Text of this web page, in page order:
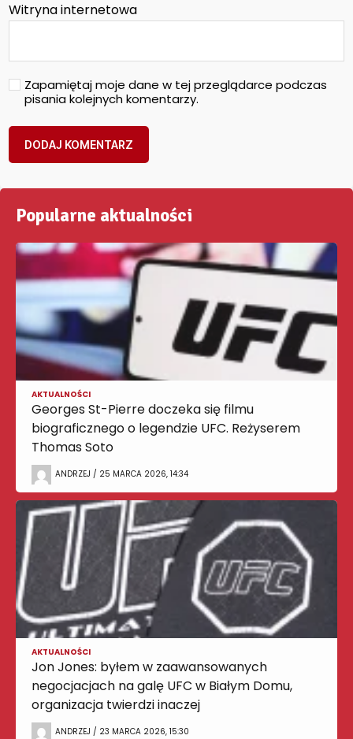
Witryna internetowa
Zapamiętaj moje dane w tej przeglądarce podczas
pisania kolejnych komentarzy.
Popularne aktualności
AKTUALNOŚCI
Georges St-Pierre doczeka się filmu
biograficznego o legendzie UFC. Reżyserem
Thomas Soto
ANDRZEJ / 25 MARCA 2026, 14:34
AKTUALNOŚCI
Jon Jones: byłem w zaawansowanych
negocjacjach na galę UFC w Białym Domu,
organizacja twierdzi inaczej
ANDRZEJ / 23 MARCA 2026, 15:30